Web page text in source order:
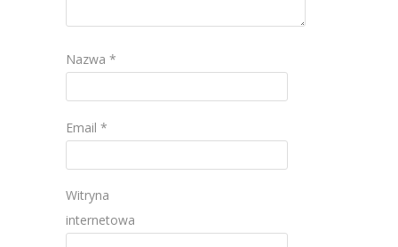
Nazwa *
Email *
Witryna
internetowa